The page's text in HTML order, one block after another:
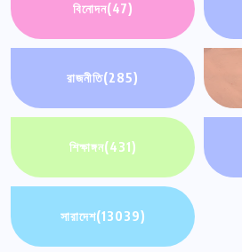
বিনোদন(47)
রাজনীতি(285)
শিক্ষাঙ্গন(431)
সারাদেশ(13039)